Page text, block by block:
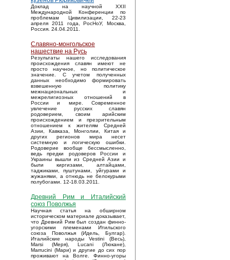
Доклад на научной XXII
Международной Конференции по
проблемам Цивилизации, 22-23
апреля 2011 года, РосНоУ, Москва,
Россия. 24.04.2011.
Славяно-монгольское
нашествие на Русь
Результаты нашего исследования
происхождения славян имеют не
просто научное, но политическое
значение. С учетом полученных
данных необходимо формировать
взвешенную политику
межнациональных и
межрелигиозных отношений в
России и мире. Современное
увлечение русских славян
родоверием, своим арийским
происхождением и презрительным
отношением к жителям Средней
Азии, Кавказа, Монголии, Китая и
других регионов мира несет
системную и логическую ошибки.
Родоверие вообще бессмысленно,
ведь предки родоверов России и
Украины вышли из Средней Азии и
были киргизами, алтайцами,
таджиками, пуштунами, уйгурами и
жужанями, а отнюдь не белокурыми
полубогами. 12-18.03.2011.
Древний Рим и Италийский
союз Поволжья
Научная статья на обширном
историческом материале доказывает,
что Древний Рим был создан финно-
угорскими племенами Итильского
союза Поволжья (Идель, Булгар).
Италийские народы Vestini (Весь),
Marsi (Меря), Lucani (Люкане),
Marrucini (Мари) и другие до сих пор
проживают на Волге. Финно-угоры